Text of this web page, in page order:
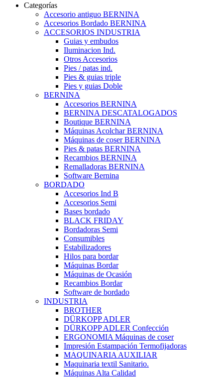
Categorías
Accesorio antiguo BERNINA
Accesorios Bordado BERNINA
ACCESORIOS INDUSTRIA
Guias y embudos
Iluminacion Ind.
Otros Accesorios
Pies / patas ind.
Pies & guias triple
Pies y guias Doble
BERNINA
Accesorios BERNINA
BERNINA DESCATALOGADOS
Boutique BERNINA
Máquinas Acolchar BERNINA
Máquinas de coser BERNINA
Pies & patas BERNINA
Recambios BERNINA
Remalladoras BERNINA
Software Bernina
BORDADO
Accesorios Ind B
Accesorios Semi
Bases bordado
BLACK FRIDAY
Bordadoras Semi
Consumibles
Estabilizadores
Hilos para bordar
Máquinas Bordar
Máquinas de Ocasión
Recambios Bordar
Software de bordado
INDUSTRIA
BROTHER
DÜRKOPP ADLER
DÜRKOPP ADLER Confección
ERGONOMIA Máquinas de coser
Impresión Estampación Termofijadoras
MAQUINARIA AUXILIAR
Maquinaria textil Sanitario.
Máquinas Alta Calidad